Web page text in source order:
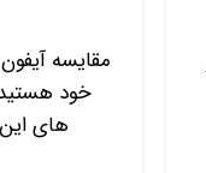
خود
های